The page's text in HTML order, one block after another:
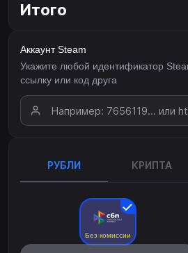
Итого
Аккаунт Steam
Укажите любой идентификатор
ссылку или код друга
РУБЛИ КРИПТА
Без комиссии